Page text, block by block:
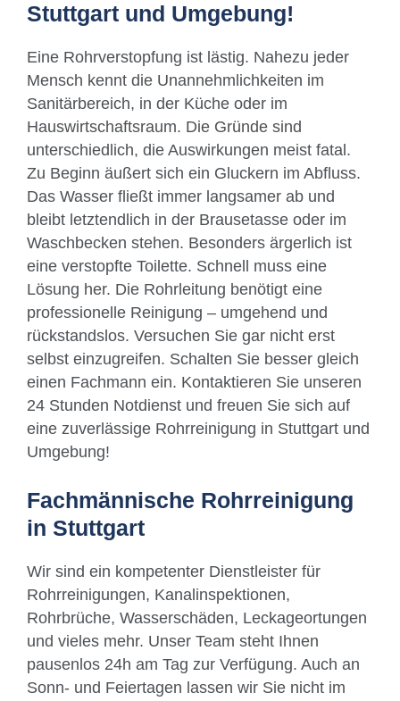
Stuttgart und Umgebung!
Eine Rohrverstopfung ist lästig. Nahezu jeder
Mensch kennt die Unannehmlichkeiten im
Sanitärbereich, in der Küche oder im
Hauswirtschaftsraum. Die Gründe sind
unterschiedlich, die Auswirkungen meist fatal.
Zu Beginn äußert sich ein Gluckern im Abfluss.
Das Wasser fließt immer langsamer ab und
bleibt letztendlich in der Brausetasse oder im
Waschbecken stehen. Besonders ärgerlich ist
eine verstopfte Toilette. Schnell muss eine
Lösung her. Die Rohrleitung benötigt eine
professionelle Reinigung – umgehend und
rückstandslos. Versuchen Sie gar nicht erst
selbst einzugreifen. Schalten Sie besser gleich
einen Fachmann ein. Kontaktieren Sie unseren
24 Stunden Notdienst und freuen Sie sich auf
eine zuverlässige Rohrreinigung in Stuttgart und
Umgebung!
Fachmännische Rohrreinigung
in Stuttgart
Wir sind ein kompetenter Dienstleister für
Rohrreinigungen, Kanalinspektionen,
Rohrbrüche, Wasserschäden, Leckageortungen
und vieles mehr. Unser Team steht Ihnen
pausenlos 24h am Tag zur Verfügung. Auch an
Sonn- und Feiertagen lassen wir Sie nicht im